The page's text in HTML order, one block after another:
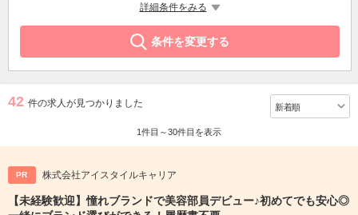
詳細条件をみる
条件を変更する
42 件の求人が見つかりました
1件目～30件目を表示
PR 株式会社アイスタイルキャリア
【未経験歓迎】憧れブランドで美容部員デビュー♪初めてでも安心◎